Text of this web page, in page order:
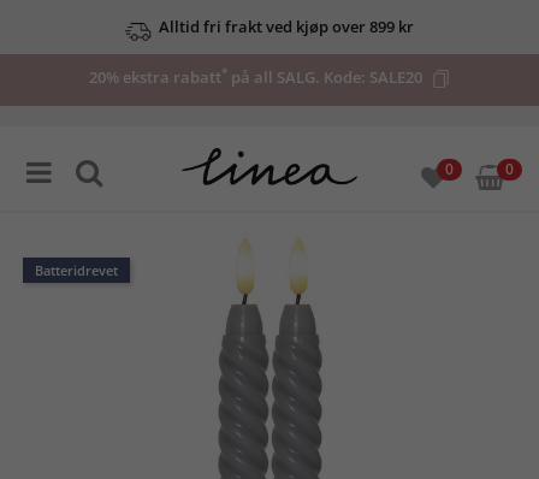
Alltid fri frakt ved kjøp over 899 kr
20% ekstra rabatt* på all SALG. Kode: SALE20
0 0
Batteridrevet